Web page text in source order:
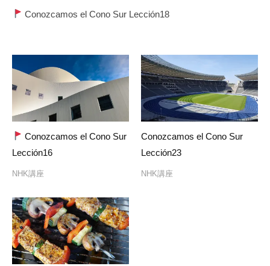
ゲ Conozcamos el Cono Sur Lección18
Conozcamos el Cono Sur
Lección16
NHK講座
Conozcamos el Cono Sur
Lección23
NHK講座